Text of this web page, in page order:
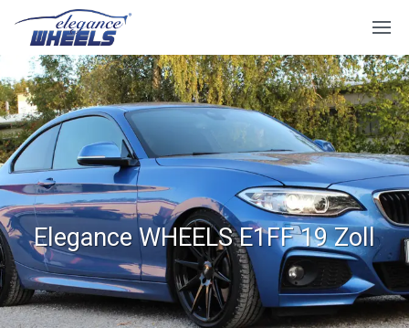
Elegance WHEELS E1FF 19 Zoll